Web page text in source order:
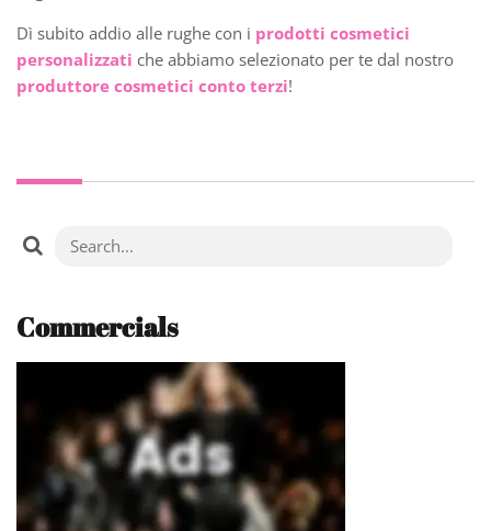
Dì subito addio alle rughe con i prodotti cosmetici
personalizzati che abbiamo selezionato per te dal nostro
produttore cosmetici conto terzi!
Commercials